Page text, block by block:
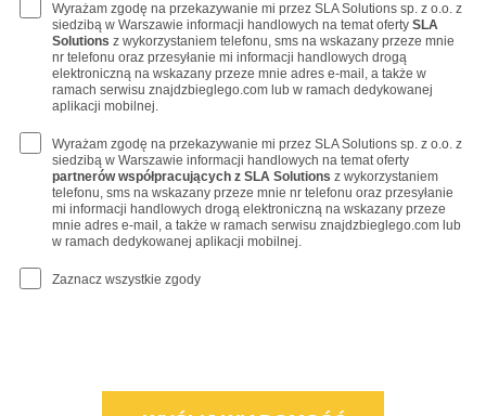
Wyrażam zgodę na przekazywanie mi przez SLA Solutions sp. z o.o. z
siedzibą w Warszawie informacji handlowych na temat oferty SLA
Solutions z wykorzystaniem telefonu, sms na wskazany przeze mnie
nr telefonu oraz przesyłanie mi informacji handlowych drogą
elektroniczną na wskazany przeze mnie adres e-mail, a także w
ramach serwisu znajdzbieglego.com lub w ramach dedykowanej
aplikacji mobilnej.
Wyrażam zgodę na przekazywanie mi przez SLA Solutions sp. z o.o. z
siedzibą w Warszawie informacji handlowych na temat oferty
partnerów współpracujących z SLA Solutions z wykorzystaniem
telefonu, sms na wskazany przeze mnie nr telefonu oraz przesyłanie
mi informacji handlowych drogą elektroniczną na wskazany przeze
mnie adres e-mail, a także w ramach serwisu znajdzbieglego.com lub
w ramach dedykowanej aplikacji mobilnej.
Zaznacz wszystkie zgody